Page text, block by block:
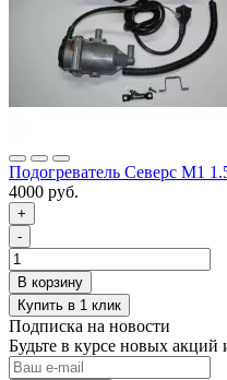
Подогреватель Северс М1
4000 руб.
+
-
Подписка на новости
Будьте в курсе новых